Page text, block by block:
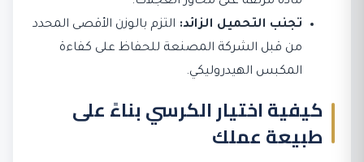
تجنب التحميل الزائد: التزم بالوزن الأقصى المحدد
من قبل الشركة المصنعة للحفاظ على كفاءة
المكبس الهيدروليكي.
كيفية اختيار الكرسي بناءً على
طبيعة عملك